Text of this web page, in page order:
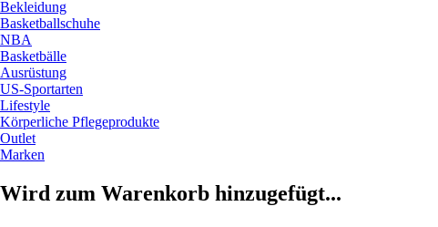
Bekleidung
Basketballschuhe
NBA
Basketbälle
Ausrüstung
US-Sportarten
Lifestyle
Körperliche Pflegeprodukte
Outlet
Marken
Wird zum Warenkorb hinzugefügt...